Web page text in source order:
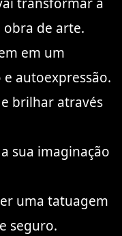
de arte.
em um
autoexpressão.
brilhar através
sua imaginação
uma tatuagem
seguro.